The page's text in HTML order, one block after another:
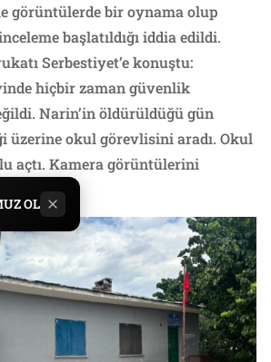
OL
görüntülerde bir oynama olup
başlatıldığı iddia edildi.
Serbestiyet’e konuştu:
hiçbir zaman güvenlik
Narin’in öldürüldüğü gün
üzerine okul görevlisini aradı. Okul
açtı. Kamera görüntülerini